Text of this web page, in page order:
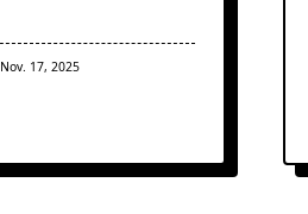
Nov. 17, 2025